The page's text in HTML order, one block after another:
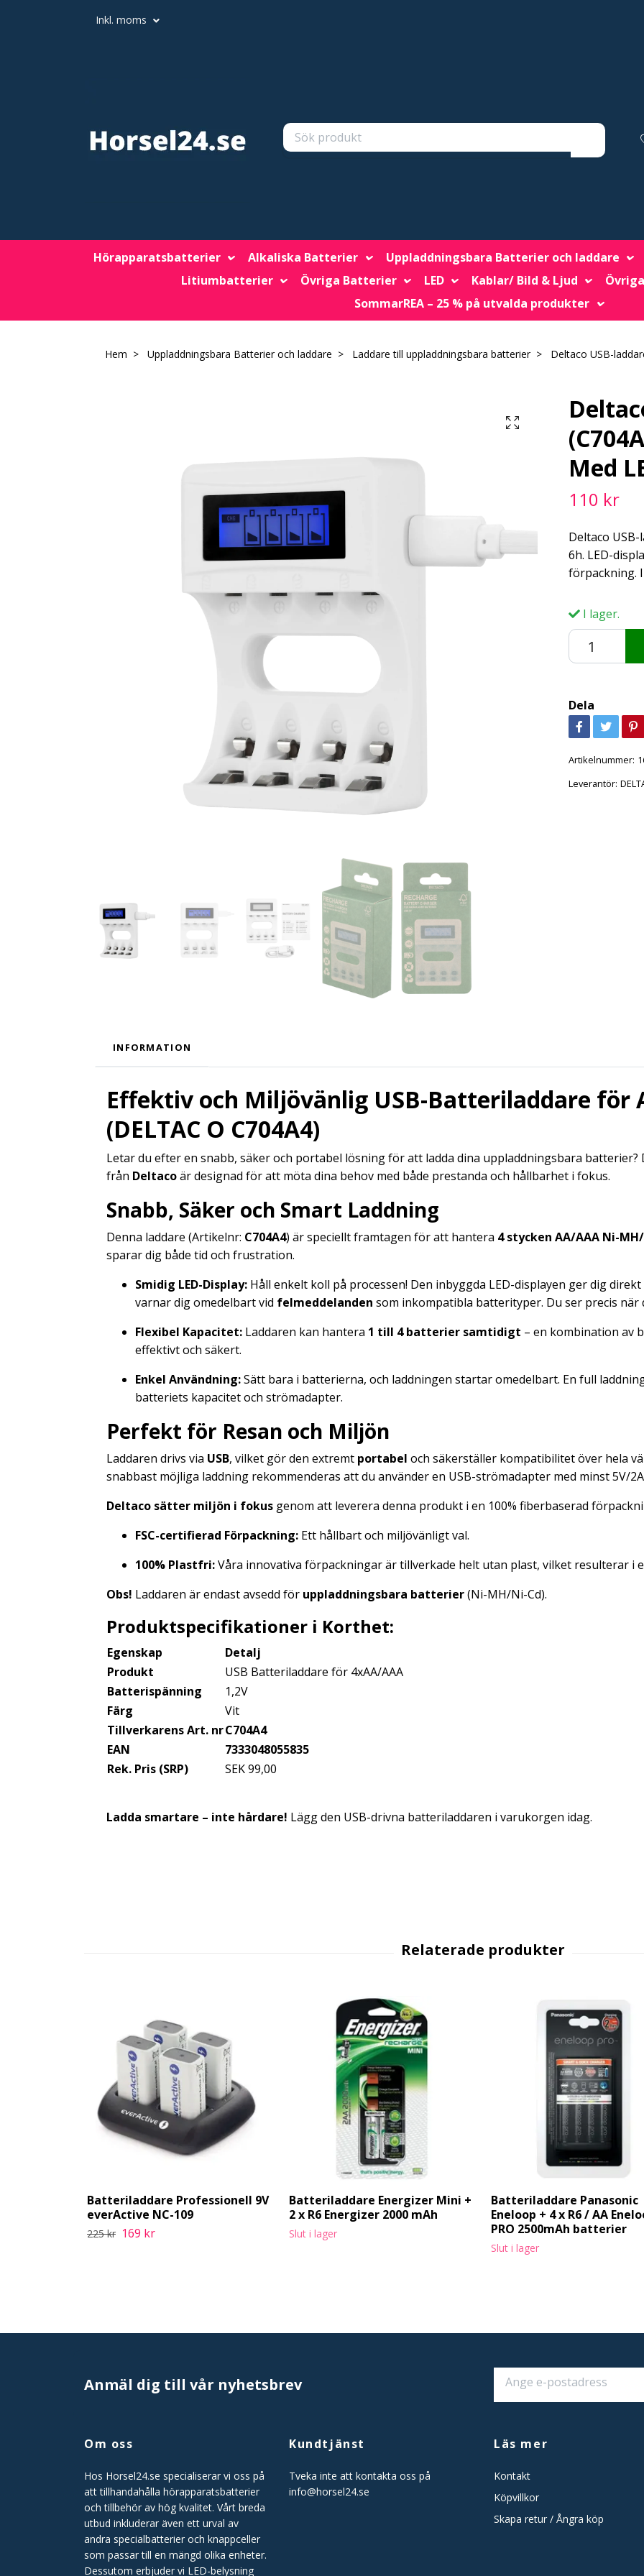
Inkl. moms
Hörapparatsbatterier Alkaliska Batterier Uppladdningsbara Batterier och laddare
Litiumbatterier
Övriga Batterier LED Kablar/ Bild & Ljud
SommarREA – 25 % på utvalda produkter
Hem Uppladdningsbara Batterier och laddare Laddare till uppladdningsbara batterier Deltaco USB-
Med
110 kr
Deltaco
6h. LED-
förpackning.
I lager.
Dela
Artikelnummer:
Leverantör:
INFORMATION
Effektiv och Miljövänlig USB-Batteriladdare för
(DELTAC O C704A4)
Letar du efter en snabb, säker och portabel lösning för att ladda dina uppladdningsbara
från Deltacoär designad för att möta dina behov med både prestanda och hållbarhet i fokus.
Snabb, Säker och Smart Laddning
Denna laddare (Artikelnr: C704A4) är speciellt framtagen för att hantera 4 stycken AA/AAA Ni-
sparar dig både tid och frustration.
Smidig LED-Display: Håll enkelt koll på processen! Den inbyggda LED-displayen ger dig
varnar dig omedelbart vid felmeddelanden som inkompatibla batterityper. Du ser precis när
Flexibel Kapacitet: Laddaren kan hantera 1 till 4 batterier samtidigt – en kombination av
effektivt och säkert.
Enkel Användning:Sätt bara i batterierna, och laddningen startar omedelbart. En full
batteriets kapacitet och strömadapter.
Perfekt för Resan och Miljön
Laddaren drivs via USB, vilket gör den extremt portabel och säkerställer kompatibilitet över hela
snabbast möjliga laddning rekommenderas att du använder en USB-strömadapter med minst 5V/
Deltaco sätter miljön i fokus genom att leverera denna produkt i en 100% fiberbaserad
FSC-certifierad Förpackning: Ett hållbart och miljövänligt val.
100% Plastfri:Våra innovativa förpackningar är tillverkade helt utan plast, vilket resulterar i
Obs! Laddaren är endast avsedd för uppladdningsbara batterier(Ni-MH/Ni-Cd).
Produktspecifikationer i Korthet:
Egenskap
Detalj
Produkt
USB Batteriladdare för 4xAA/AAA
Batterispänning
1,2V
Färg
Vit
Tillverkarens Art. nrC704A4
EAN
7333048055835
Rek. Pris (SRP)
SEK 99,00
Ladda smartare – inte hårdare! Lägg den USB-drivna batteriladdaren i varukorgen idag.
Batteriladdare Professionell 9V
everActive NC-109
225 kr 169 kr
Batteriladdare Energizer Mini +
2 x R6 Energizer 2000 mAh
Slut i lager
Batteriladdare Panasonic
Eneloop + 4 x R6 / AA
PRO 2500mAh batterier
Slut i lager
Anmäl dig till vår nyhetsbrev
Om oss
Hos Horsel24.se specialiserar vi oss på
att tillhandahålla hörapparatsbatterier
och tillbehör av hög kvalitet. Vårt breda
utbud inkluderar även ett urval av
andra specialbatterier och knappceller
som passar till en mängd olika enheter.
Dessutom erbjuder vi LED-belysning
Kundtjänst
Tveka inte att kontakta oss på
info@horsel24.se
Läs mer
Kontakt
Köpvillkor
Skapa retur / Ångra köp